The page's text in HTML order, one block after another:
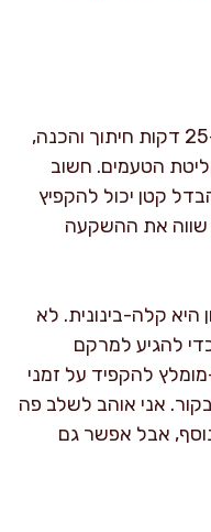
הכנת סלט תפוחי אדמה אורכת כ-25 דקות חיתוך והכנה,
לקליטת הטעמים. חשוב
קטן יכול להקפיץ
את ההשקעה
קלה-בינונית. לא
להגיע למרקם
להקפיד על זמני
אני אוהב לשלב פה
אבל אפשר גם